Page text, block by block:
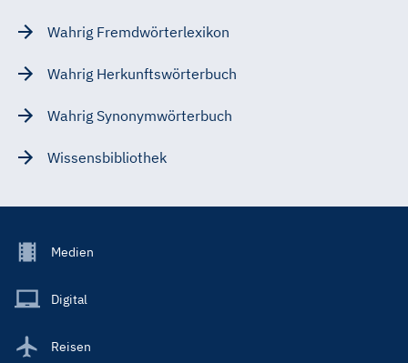
Wahrig Fremdwörterlexikon
Wahrig Herkunftswörterbuch
Wahrig Synonymwörterbuch
Wissensbibliothek
Footer
Main
Medien
Digital
Reisen